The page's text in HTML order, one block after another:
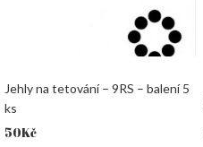
Jehly na tetování – 9RS – balení 5
ks
50Kč